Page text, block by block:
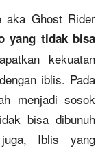
aka Ghost Rider
yang tidak bisa
kekuatan
iblis. Pada
menjadi sosok
bisa dibunuh
Iblis yang